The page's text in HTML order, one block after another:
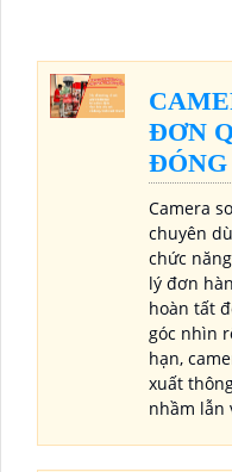
ĐƠN
Camera
chuyên
chức
lý đơn
hoàn tất
góc nhìn
hạn,
xuất
nhầm lẫn